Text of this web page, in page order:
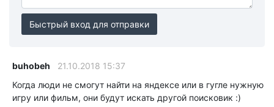
Быстрый вход для отправки
buhobeh
21.10.2018 15:37
Когда люди не смогут найти на яндексе или в гугле нужную
игру или фильм, они будут искать другой поисковик :)